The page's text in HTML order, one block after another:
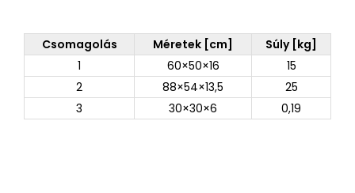
Csomagolás Méretek [cm]
Súly [kg]
1
60×50×16
15
2
88×54×13,5
25
3
30×30×6 0,19